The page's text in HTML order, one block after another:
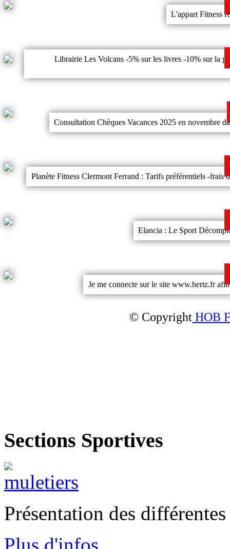
L'appart Fitness
Librairie Les Volcans -5% sur les livres -10% sur la
Consultation Chèques Vacances 2025 en novembre
Planète Fitness Clermont Ferrand : Tarifs préférentiels -
Elancia : Le Sport
Je me connecte sur le site www.hertz.fr
© Copyright HOB
Sections Sportives
Présentation des
Plus d'infos